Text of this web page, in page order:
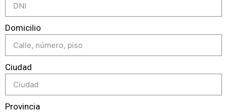
Domicilio
Ciudad
Provincia